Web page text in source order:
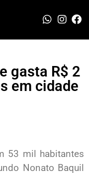
gasta R$ 2
em cidade
53 mil habitantes
Nonato Baquil